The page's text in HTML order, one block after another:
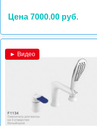
Цена 7000.00 руб.
► Видео